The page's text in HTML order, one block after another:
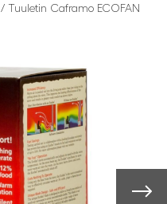
/ Tuuletin Caframo ECOFAN